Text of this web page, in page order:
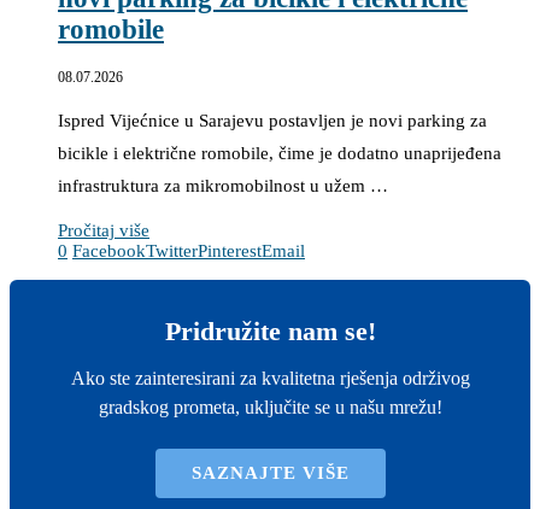
romobile
08.07.2026
Ispred Vijećnice u Sarajevu postavljen je novi parking za
bicikle i električne romobile, čime je dodatno unaprijeđena
infrastruktura za mikromobilnost u užem …
Pročitaj više
0 FacebookTwitterPinterestEmail
Pridružite nam se!
Ako ste zainteresirani za kvalitetna rješenja održivog
gradskog prometa, uključite se u našu mrežu!
SAZNAJTE VIŠE